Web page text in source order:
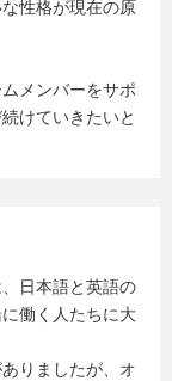
性格が現在の原
メンバーをサポ
けていきたいと
日本語と英語の
働く人たちに大
りましたが、オ